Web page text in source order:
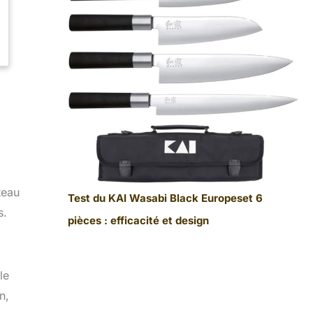
Test du KAI Wasabi Black Europeset 6
pièces : efficacité et design